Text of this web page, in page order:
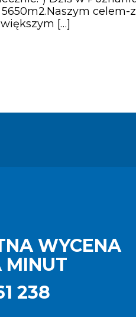
celem-
[…]
WYCENA
MINUT
238